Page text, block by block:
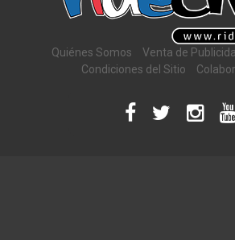
Quiénes Somos Venta de
Condiciones del Sitio